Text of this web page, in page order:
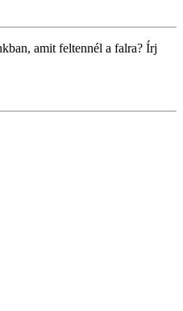
amit feltennél a falra? Írj